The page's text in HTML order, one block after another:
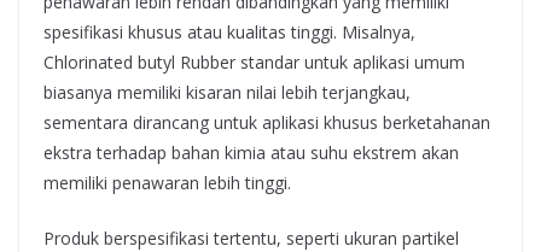
spesifikasi khusus atau kualitas tinggi. Misalnya,
Chlorinated butyl Rubber standar untuk aplikasi umum
biasanya memiliki kisaran nilai lebih terjangkau,
sementara dirancang untuk aplikasi khusus berketahanan
ekstra terhadap bahan kimia atau suhu ekstrem akan
memiliki penawaran lebih tinggi.
Produk berspesifikasi tertentu, seperti ukuran partikel